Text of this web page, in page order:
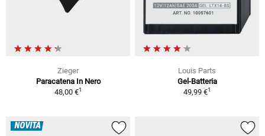
Zieger
Paracatena In Nero
48,00 €1
Louis Parts
Gel-Batteria
49,99 €1
NOVITÀ